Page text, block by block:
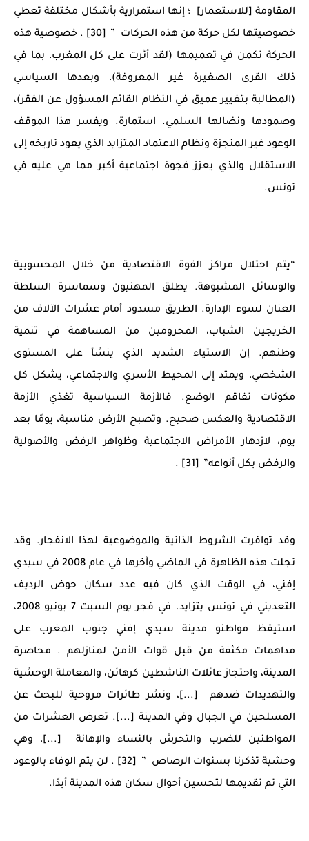
المقاومة [للاستعمار] ؛ إنها استمرارية بأشكال مختلفة تعطي
خصوصيتها لكل حركة من هذه الحركات ” [30] . خصوصية هذه
الحركة تكمن في تعميمها (لقد أثرت على كل المغرب، بما في
ذلك القرى الصغيرة غير المعروفة)، وبعدها السياسي
(المطالبة بتغيير عميق في النظام القائم المسؤول عن الفقر)،
وصمودها ونضالها السلمي. استمارة. ويفسر هذا الموقف
الوعود غير المنجزة ونظام الاعتماد المتزايد الذي يعود تاريخه إلى
الاستقلال والذي يعزز فجوة اجتماعية أكبر مما هي عليه في
تونس.
“يتم احتلال مراكز القوة الاقتصادية من خلال المحسوبية
والوسائل المشبوهة. يطلق المهنيون وسماسرة السلطة
العنان لسوء الإدارة. الطريق مسدود أمام عشرات الآلاف من
الخريجين الشباب، المحرومين من المساهمة في تنمية
وطنهم. إن الاستياء الشديد الذي ينشأ على المستوى
الشخصي، ويمتد إلى المحيط الأسري والاجتماعي، يشكل كل
مكونات تفاقم الوضع. فالأزمة السياسية تغذي الأزمة
الاقتصادية والعكس صحيح. وتصبح الأرض مناسبة، يومًا بعد
يوم، لازدهار الأمراض الاجتماعية وظواهر الرفض والأصولية
والرفض بكل أنواعه” [31] .
وقد توافرت الشروط الذاتية والموضوعية لهذا الانفجار. وقد
تجلت هذه الظاهرة في الماضي وآخرها في عام 2008 في سيدي
إفني، في الوقت الذي كان فيه عدد سكان حوض الرديف
التعديني في تونس يتزايد. في فجر يوم السبت 7 يونيو 2008،
استيقظ مواطنو مدينة سيدي إفني جنوب المغرب على
مداهمات مكثفة من قبل قوات الأمن لمنازلهم . محاصرة
المدينة، واحتجاز عائلات الناشطين كرهائن، والمعاملة الوحشية
والتهديدات ضدهم [...]، ونشر طائرات مروحية للبحث عن
المسلحين في الجبال وفي المدينة [...]. تعرض العشرات من
المواطنين للضرب والتحرش بالنساء والإهانة [...]، وهي
وحشية تذكرنا بسنوات الرصاص ” [32] . لن يتم الوفاء بالوعود
التي تم تقديمها لتحسين أحوال سكان هذه المدينة أبدًا.